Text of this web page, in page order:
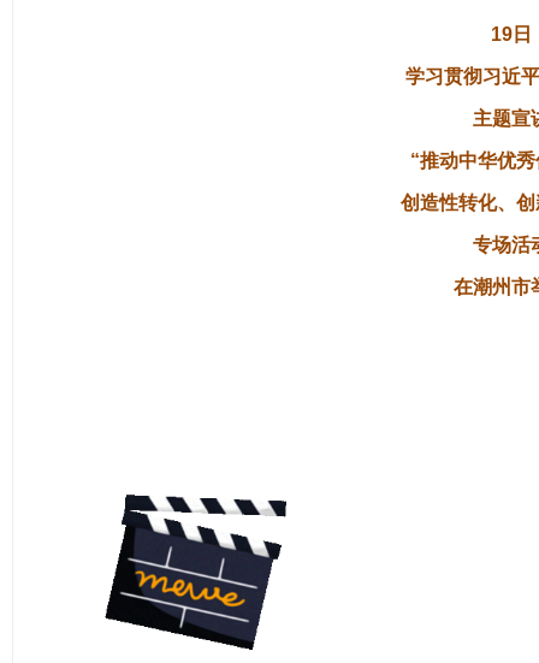
19日
学习贯彻习近
主题宣
“推动中华优
创造性转化、 创
专场活
在潮州市